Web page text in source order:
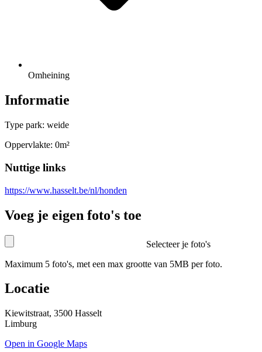
Omheining
Informatie
Type park: weide
Oppervlakte: 0m²
Nuttige links
https://www.hasselt.be/nl/honden
Voeg je eigen foto's toe
Selecteer je foto's
Maximum 5 foto's, met een max grootte van 5MB per foto.
Locatie
Kiewitstraat, 3500 Hasselt
Limburg
Open in Google Maps